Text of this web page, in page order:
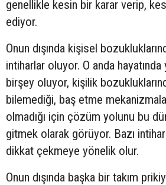
genellikle kesin bir karar verip,
ediyor.
Onun dışında kişisel
intiharlar oluyor. O anda
birşey oluyor, kişilik
bilemediği, baş etme
olmadığı için çözüm yolunu bu
gitmek olarak görüyor. Bazı
dikkat çekmeye yönelik olur.
Onun dışında başka bir takım